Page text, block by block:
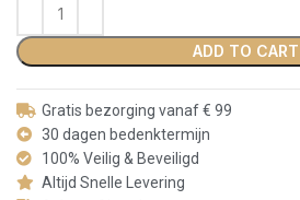
ADD TO CART
Gratis bezorging vanaf € 99
30 dagen bedenktermijn
100% Veilig & Beveiligd
Altijd Snelle Levering